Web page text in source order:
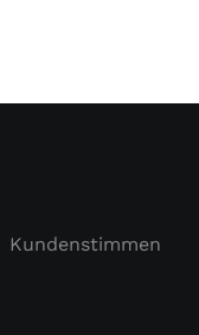
Kundenstimmen